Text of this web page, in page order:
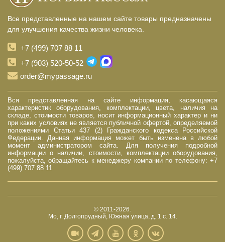
Все представленные на нашем сайте товары предназначены
для улучшения качества жизни человека.
+7 (499) 707 88 11
+7 (903) 520-50-52
order@mypassage.ru
Вся представленная на сайте информация, касающаяся
характеристик оборудования, комплектации, цвета, наличия на
складе, стоимости товаров, носит информационный характер и ни
при каких условиях не является публичной офертой, определяемой
положениями Статьи 437 (2) Гражданского кодекса Российской
Федерации. Данная информация может быть изменена в любой
момент администратором сайта. Для получения подробной
информации о наличии, стоимости, комплектации оборудования,
пожалуйста, обращайтесь к менеджеру компании по телефону: +7
(499) 707 88 11
© 2011-2026.
Мо, г. Долгопрудный, Южная улица, д. 1 с. 14.